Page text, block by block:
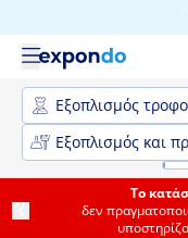
Εξοπλισμός
Εξοπλισμός και
Το
δεν